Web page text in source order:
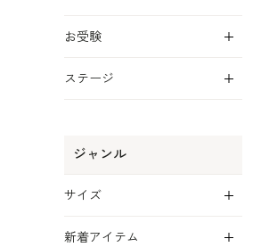
お受験
ステージ
ジャンル
サイズ
新着アイテム